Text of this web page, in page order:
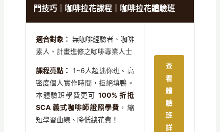
門技巧｜咖啡拉花課程｜咖啡拉花體驗班
適合對象： 無咖啡經驗者、咖啡
素人、計畫進修之咖啡專業人士
課程亮點：
1~6人超迷你班。高
密度個人實作時間，拒絕填鴨。
本體驗班學費更可100% 折抵
SCA 義式咖啡師證照學費 ，縮
短學習曲線、降低總花費！
查
看
體
驗
班
詳